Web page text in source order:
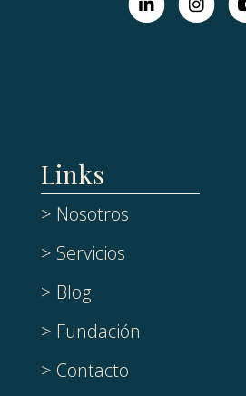
Links
> Nosotros
> Servicios
> Blog
> Fundación
> Contacto